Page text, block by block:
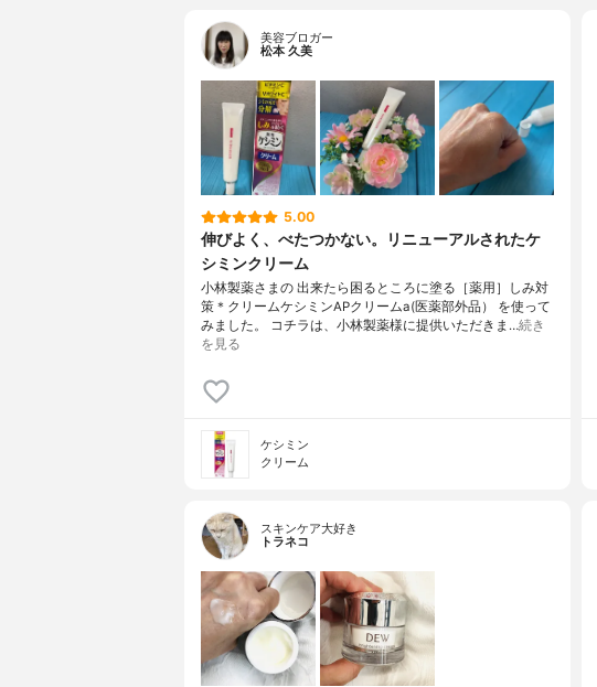
美容ブロガー
松本 久美
5.00
伸びよく、べたつかない。リニューアルされたケ
シミンクリーム
小林製薬さまの 出来たら困るところに塗る［薬用］しみ対
策＊クリームケシミンAPクリームa(医薬部外品） を使って
みました。 コチラは、小林製薬様に提供いただきま…続き
を見る
ケシミン
クリーム
スキンケア大好き
トラネコ